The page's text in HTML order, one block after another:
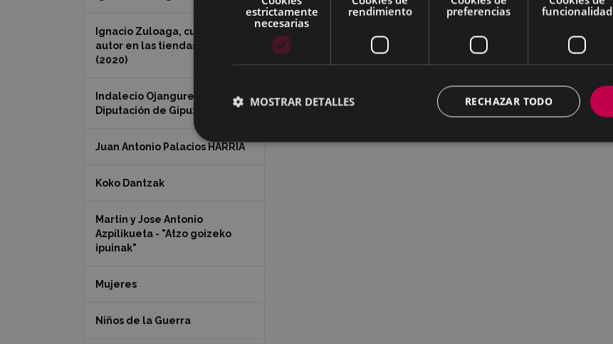
Ignacio Zuloaga, cuadros del
autor en las tiendas de Eibar
(2020)
Indalecio Ojanguren
Diputación de Gipuzkoa
Juan Antonio Palacios HARRIA
Koko Dantzak
Martin y Jose Antonio
Azpilikueta - "Atzo goizeko
ipuinak"
Mujeres
Niños de la Guerra
estrictamente
necesarias
rendimiento
preferencias
funcionalidad
RECHAZAR TODO
MOSTRAR DETALLES